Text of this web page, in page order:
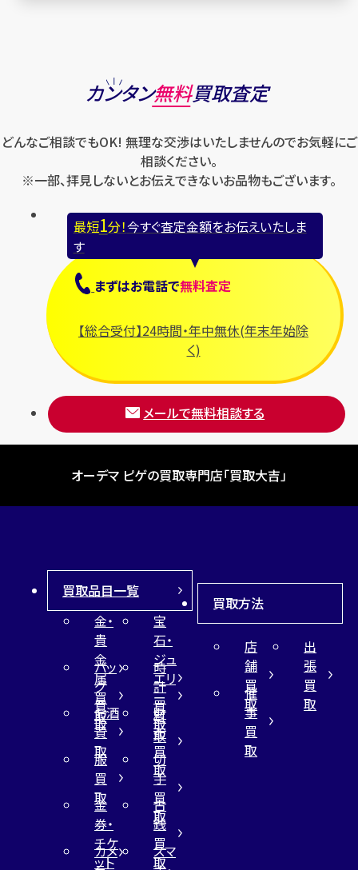
カンタン無料買取査定
どんなご相談でもOK! 無理な交渉はいたしませんのでお気軽にご
相談ください。
※一部、拝見しないとお伝えできないお品物もございます。
最短1分！今すぐ査定金額をお伝えいたしま
す
まずはお電話で無料査定
【総合受付】24時間・年中無休(年末年始除
く)
メールで無料相談する
オーデマ ピゲの買取専門店「買取大吉」
買取品目一覧
金・
貴
金
属
買
取
宝
石・
ジュ
エリ
ー
買
取
バッ
グ
買
取
時
計
買
取
お酒
買
取
財
布
買
取
服
買
取
切
手
買
取
金
券・
チケ
ット
古
銭
買
取
カメ
スマ
買取方法
店
舗
買
取
出
張
買
取
催
事
買
取